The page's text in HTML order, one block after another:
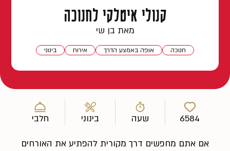
קנולי איטלקי לחנוכה
מאת בן שי
חנוכה אופה באמצע הדרך אירוח בינוני
6584 שעה בינוני חלבי
אם אתם מחפשים דרך מקורית להפתיע את האורחים